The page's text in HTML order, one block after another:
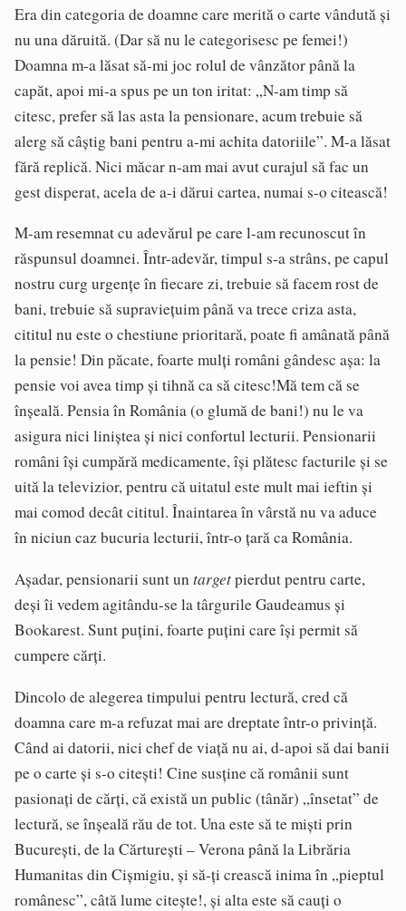
Era din categoria de doamne care merită o carte vândută și
nu una dăruită. (Dar să nu le categorisesc pe femei!)
Doamna m-a lăsat să-mi joc rolul de vânzător până la
capăt, apoi mi-a spus pe un ton iritat: „N-am timp să
citesc, prefer să las asta la pensionare, acum trebuie să
alerg să câștig bani pentru a-mi achita datoriile”. M-a lăsat
fără replică. Nici măcar n-am mai avut curajul să fac un
gest disperat, acela de a-i dărui cartea, numai s-o citească!
M-am resemnat cu adevărul pe care l-am recunoscut în
răspunsul doamnei. Într-adevăr, timpul s-a strâns, pe capul
nostru curg urgențe în fiecare zi, trebuie să facem rost de
bani, trebuie să supraviețuim până va trece criza asta,
cititul nu este o chestiune prioritară, poate fi amânată până
la pensie! Din păcate, foarte mulți români gândesc așa: la
pensie voi avea timp și tihnă ca să citesc!Mă tem că se
înșeală. Pensia în România (o glumă de bani!) nu le va
asigura nici liniștea și nici confortul lecturii. Pensionarii
români își cumpără medicamente, își plătesc facturile și se
uită la televizior, pentru că uitatul este mult mai ieftin și
mai comod decât cititul. Înaintarea în vârstă nu va aduce
în niciun caz bucuria lecturii, într-o țară ca România.
Așadar, pensionarii sunt untargetpierdut pentru carte,
deși îi vedem agitându-se la târgurile Gaudeamus și
Bookarest. Sunt puțini, foarte puțini care își permit să
cumpere cărți.
Dincolo de alegerea timpului pentru lectură, cred că
doamna care m-a refuzat mai are dreptate într-o privință.
Când ai datorii, nici chef de viață nu ai, d-apoi să dai banii
pe o carte și s-o citești! Cine susține că românii sunt
pasionați de cărți, că există un public (tânăr) „însetat” de
lectură, se înșeală rău de tot. Una este să te miști prin
București, de la Cărturești – Verona până la Librăria
Humanitas din Cișmigiu, și să-ți crească inima în „pieptul
românesc”, câtă lume citește!, și alta este să cauți o